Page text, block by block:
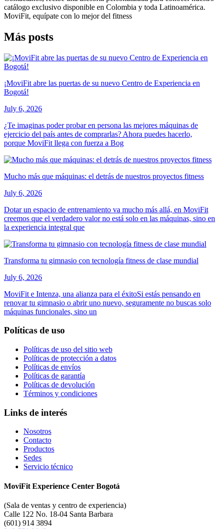
catálogo exclusivo disponible en Colombia y toda Latinoamérica.
MoviFit, equípate con lo mejor del fitness
Más posts
¡MoviFit abre las puertas de su nuevo Centro de Experiencia en
Bogotá!
July 6, 2026
¿Te imaginas poder probar en persona las mejores máquinas de
ejercicio del país antes de comprarlas? Ahora puedes hacerlo,
porque MoviFit llega con fuerza a Bog
Mucho más que máquinas: el detrás de nuestros proyectos fitness
July 6, 2026
Dotar un espacio de entrenamiento va mucho más allá, en MoviFit
creemos que el verdadero valor no está solo en las máquinas, sino en
la experiencia integral que
Transforma tu gimnasio con tecnología fitness de clase mundial
July 6, 2026
MoviFit e Intenza, una alianza para el éxitoSi estás pensando en
renovar tu gimnasio o abrir uno nuevo, seguramente no buscas solo
máquinas funcionales, sino un
Políticas de uso
Políticas de uso del sitio web
Políticas de protección a datos
Políticas de envíos
Políticas de garantía
Políticas de devolución
Términos y condiciones
Links de interés
Nosotros
Contacto
Productos
Sedes
Servicio técnico
MoviFit Experience Center Bogotá
(Sala de ventas y centro de experiencia)
Calle 122 No. 18-04 Santa Barbara
(601) 914 3894